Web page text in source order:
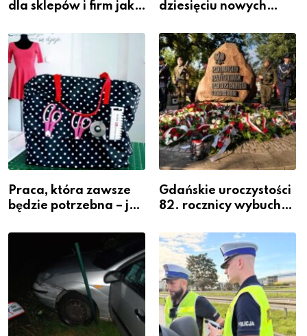
dla sklepów i firm jako
widoczność
dziesięciu nowych
szeregach Komendy
Powiatowej
Praca, która zawsze
będzie potrzebna – jak
zawodem przyszłości i
gdzie się go nauczyć?
Gdańskie uroczystości
82. rocznicy wybuchu
Warszawskiego